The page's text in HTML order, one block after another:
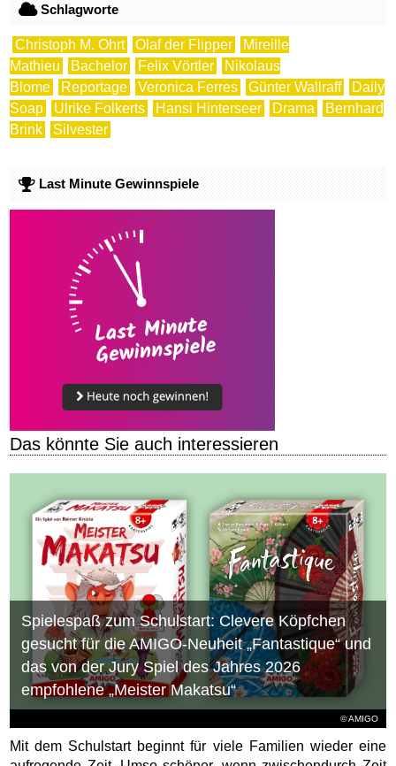
Schlagworte
Christoph M. Ohrt Olaf der Flipper
Mireille
Mathieu
Bachelor Felix Vörtler
Nikolaus
Blome
Reportage Veronica Ferres Günter Wallraff
Daily
Soap
Ulrike Folkerts Hansi Hinterseer Drama
Bernhard
Brink
Silvester
Last Minute Gewinnspiele
Das könnte Sie auch interessieren
© AMIGO
Spielespaß zum Schulstart: Clevere Köpfchen
gesucht für die AMIGO-Neuheit „Fantastique“ und
das von der Jury Spiel des Jahres 2026
empfohlene „Meister Makatsu“
Mit dem Schulstart beginnt für viele Familien wieder eine